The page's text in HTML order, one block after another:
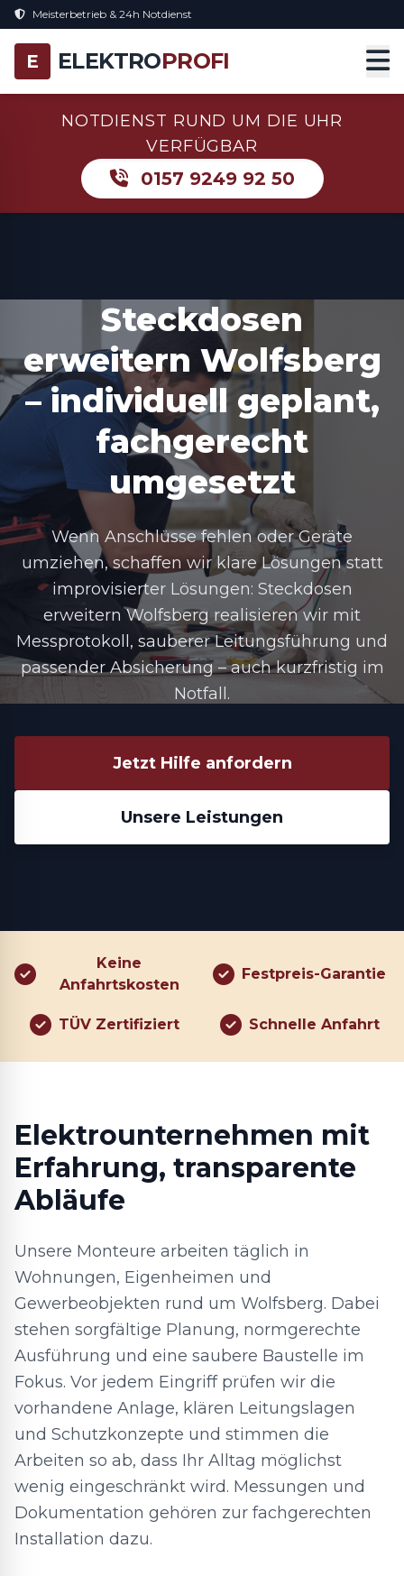
Meisterbetrieb & 24h Notdienst
E ELEKTROPROFI
NOTDIENST RUND UM DIE UHR
VERFÜGBAR
0157 9249 92 50
Steckdosen
erweitern Wolfsberg
– individuell geplant,
fachgerecht
umgesetzt
Wenn Anschlüsse fehlen oder Geräte
umziehen, schaffen wir klare Lösungen statt
improvisierter Lösungen: Steckdosen
erweitern Wolfsberg realisieren wir mit
Messprotokoll, sauberer Leitungsführung und
passender Absicherung – auch kurzfristig im
Notfall.
Jetzt Hilfe anfordern
Unsere Leistungen
Keine
Anfahrtskosten
Festpreis-Garantie
TÜV Zertifiziert Schnelle Anfahrt
Elektrounternehmen mit
Erfahrung, transparente
Abläufe
Unsere Monteure arbeiten täglich in
Wohnungen, Eigenheimen und
Gewerbeobjekten rund um Wolfsberg. Dabei
stehen sorgfältige Planung, normgerechte
Ausführung und eine saubere Baustelle im
Fokus. Vor jedem Eingriff prüfen wir die
vorhandene Anlage, klären Leitungslagen
und Schutzkonzepte und stimmen die
Arbeiten so ab, dass Ihr Alltag möglichst
wenig eingeschränkt wird. Messungen und
Dokumentation gehören zur fachgerechten
Installation dazu.